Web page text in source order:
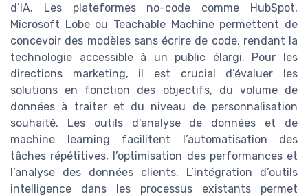
d’IA. Les plateformes no-code comme HubSpot,
Microsoft Lobe ou Teachable Machine permettent de
concevoir des modèles sans écrire de code, rendant la
technologie accessible à un public élargi. Pour les
directions marketing, il est crucial d’évaluer les
solutions en fonction des objectifs, du volume de
données à traiter et du niveau de personnalisation
souhaité. Les outils d’analyse de données et de
machine learning facilitent l’automatisation des
tâches répétitives, l’optimisation des performances et
l’analyse des données clients. L’intégration d’outils
intelligence dans les processus existants permet